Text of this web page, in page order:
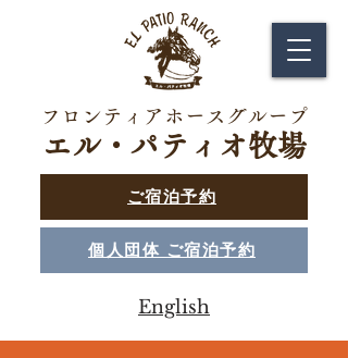
フロンティアホースグループ
エル・パティオ牧場
English
ご宿泊予約
個人団体 ご宿泊予約